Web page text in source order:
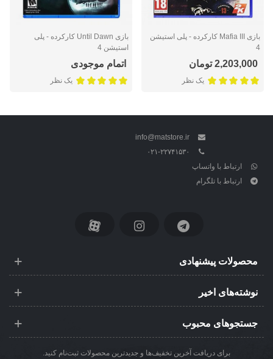
بازی Mafia III کارکرده - پلی استیشن
4
2,203,000 تومان
یک نظر
بازی Until Dawn کارکرده - پلی
استیشن 4
اتمام موجودی
یک نظر
info@matstore.ir
۰۲۱-۲۲۷۴۱۵۳۰
ارتباط با واتساپ
ارتباط با تلگرام
محصولات پیشنهادی
نوشته‌های اخیر
جستجوهای محبوب
برای دریافت آخرین تخفیف‌ها و جدیدترین محصولات ثبت‌نام کنید.